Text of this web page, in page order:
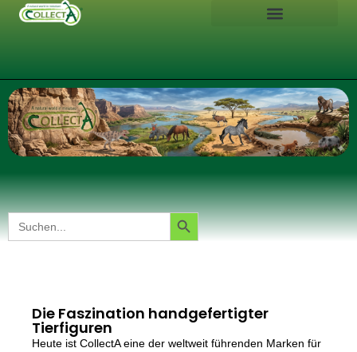
Search
for:
Search Button
Die Faszination handgefertigter
Tierfiguren
Heute ist CollectA eine der weltweit führenden Marken für